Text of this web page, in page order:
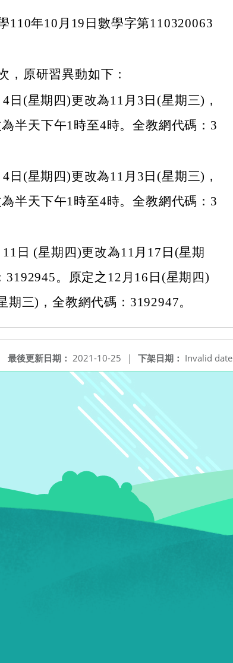
110年10月19日數學字第110320063
，原研習異動如下：
日(星期四)更改為11月3日(星期三)，
半天下午1時至4時。全教網代碼：3
日(星期四)更改為11月3日(星期三)，
半天下午1時至4時。全教網代碼：3
日 (星期四)更改為11月17日(星期
3192945。原定之12月16日(星期四)
期三)，全教網代碼：3192947。
下架日期： Invalid date
最後更新日期： 2021-10-25 |